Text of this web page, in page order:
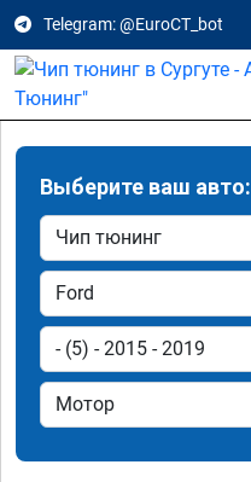
Telegram: @EuroCT_bot
Выберите ваш авто: